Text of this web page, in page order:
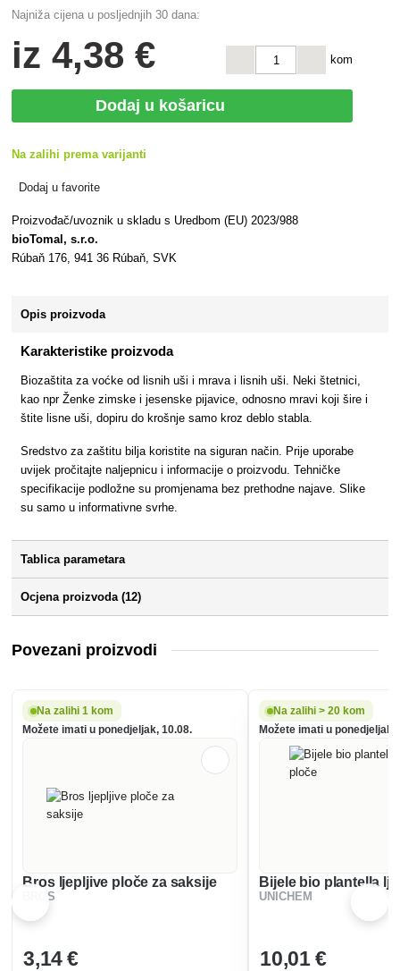
Najniža cijena u posljednjih 30 dana:
iz4,38 € kom
Dodaj u košaricu
Na zalihi prema varijanti
Dodaj u favorite
Proizvođač/uvoznik u skladu s Uredbom (EU) 2023/988
bioTomal, s.r.o.
Rúbaň 176, 941 36 Rúbaň, SVK
Opis proizvoda
Karakteristike proizvoda
Biozaštita za voćke od lisnih uši i mrava i lisnih uši. Neki štetnici,
kao npr Ženke zimske i jesenske pijavice, odnosno mravi koji šire i
štite lisne uši, dopiru do krošnje samo kroz deblo stabla.
Sredstvo za zaštitu bilja koristite na siguran način. Prije uporabe
uvijek pročitajte naljepnicu i informacije o proizvodu. Tehničke
specifikacije podložne su promjenama bez prethodne najave. Slike
su samo u informativne svrhe.
Tablica parametara
Ocjena proizvoda (12)
Povezani proizvodi
Na zalihi 1 kom
Možete imati u ponedjeljak, 10.08.
Bros ljepljive ploče za saksije
BROS
3,14 €
Na zalihi > 20 kom
Možete imati u ponedjeljak,
Bijele bio plantella
UNICHEM
10,01 €